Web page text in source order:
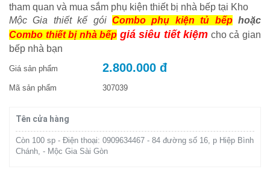
tham quan và mua sắm phụ kiện thiết bị nhà bếp tại Kho
Mộc Gia thiết kế gói Combo phụ kiện tủ bếphoặc
Combo thiết bị nhà bếp giá siêu tiết kiệm cho cả gian
bếp nhà bạn
Giá sản phẩm 2.800.000 đ
Mã sản phẩm 307039
Tên cửa hàng
Còn 100 sp - Điện thoại: 0909634467 - 84 đường số 16, p Hiệp Bình
Chánh, - Mộc Gia Sài Gòn